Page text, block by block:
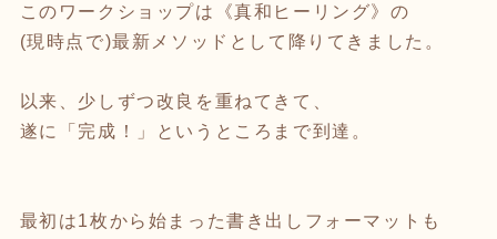
このワークショップは《真和ヒーリング》の
(現時点で)最新メソッドとして降りてきました。
以来、少しずつ改良を重ねてきて、
遂に「完成！」というところまで到達。
最初は1枚から始まった書き出しフォーマットも